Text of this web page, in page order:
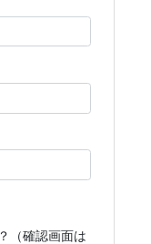
（確認画面は